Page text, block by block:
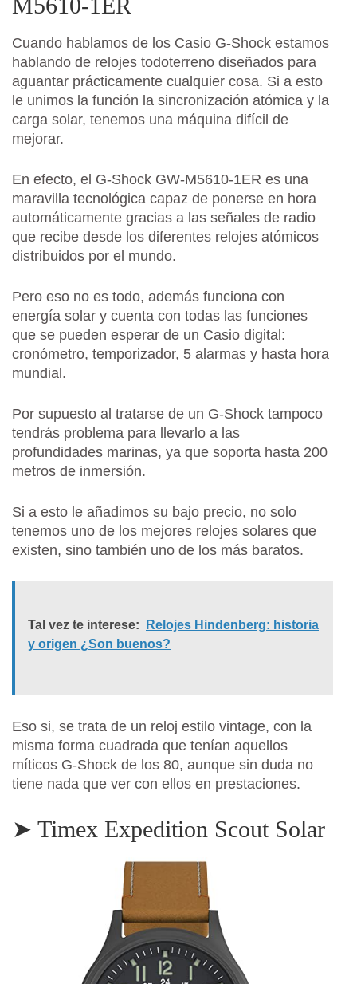
Cuando hablamos de los Casio G-Shock estamos
hablando de relojes todoterreno diseñados para
aguantar prácticamente cualquier cosa. Si a esto
le unimos la función la sincronización atómica y la
carga solar, tenemos una máquina difícil de
mejorar.
En efecto, el G-Shock GW-M5610-1ER es una
maravilla tecnológica capaz de ponerse en hora
automáticamente gracias a las señales de radio
que recibe desde los diferentes relojes atómicos
distribuidos por el mundo.
Pero eso no es todo, además funciona con
energía solar y cuenta con todas las funciones
que se pueden esperar de un Casio digital:
cronómetro, temporizador, 5 alarmas y hasta hora
mundial.
Por supuesto al tratarse de un G-Shock tampoco
tendrás problema para llevarlo a las
profundidades marinas, ya que soporta hasta 200
metros de inmersión.
Si a esto le añadimos su bajo precio, no solo
tenemos uno de los mejores relojes solares que
existen, sino también uno de los más baratos.
Tal vez te interese:
Relojes Hindenberg: historia
y origen ¿Son buenos?
Eso si, se trata de un reloj estilo vintage, con la
misma forma cuadrada que tenían aquellos
míticos G-Shock de los 80, aunque sin duda no
tiene nada que ver con ellos en prestaciones.
➤ Timex Expedition Scout Solar